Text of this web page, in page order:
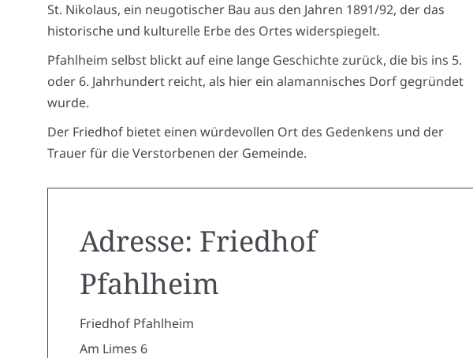
St. Nikolaus, ein neugotischer Bau aus den Jahren 1891/92, der das
historische und kulturelle Erbe des Ortes widerspiegelt.
Pfahlheim selbst blickt auf eine lange Geschichte zurück, die bis ins 5.
oder 6. Jahrhundert reicht, als hier ein alamannisches Dorf gegründet
wurde.
Der Friedhof bietet einen würdevollen Ort des Gedenkens und der
Trauer für die Verstorbenen der Gemeinde.
Adresse: Friedhof
Pfahlheim
Friedhof Pfahlheim
Am Limes 6